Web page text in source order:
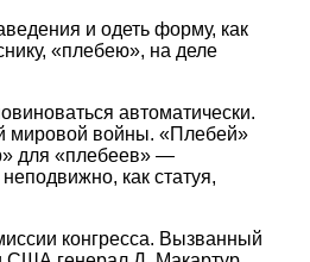
и одеть форму, как
«плебею», на деле
автоматически.
мировой войны. «Плебей»
для «плебеев» —
как статуя,
конгресса. Вызванный